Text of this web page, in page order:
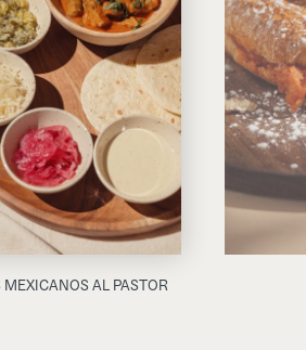
MEXICANOS AL PASTOR